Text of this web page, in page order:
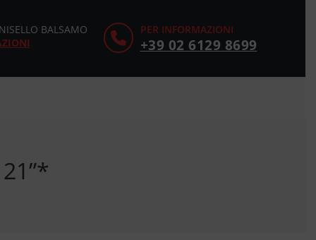
PER INFORMAZIONI
+39 02 6129 8699
BALSAMO